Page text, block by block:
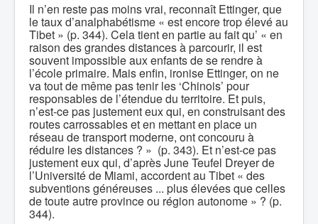
Il n’en reste pas moins vrai, reconnaît Ettinger, que
le taux d’analphabétisme « est encore trop élevé au
Tibet » (p. 344). Cela tient en partie au fait qu’ « en
raison des grandes distances à parcourir, il est
souvent impossible aux enfants de se rendre à
l’école primaire. Mais enfin, ironise Ettinger, on ne
va tout de même pas tenir les ‘Chinois’ pour
responsables de l’étendue du territoire. Et puis,
n’est-ce pas justement eux qui, en construisant des
routes carrossables et en mettant en place un
réseau de transport moderne, ont concouru à
réduire les distances ? » (p. 343). Et n’est-ce pas
justement eux qui, d’après June Teufel Dreyer de
l’Université de Miami, accordent au Tibet « des
subventions généreuses ... plus élevées que celles
de toute autre province ou région autonome » ? (p.
344).